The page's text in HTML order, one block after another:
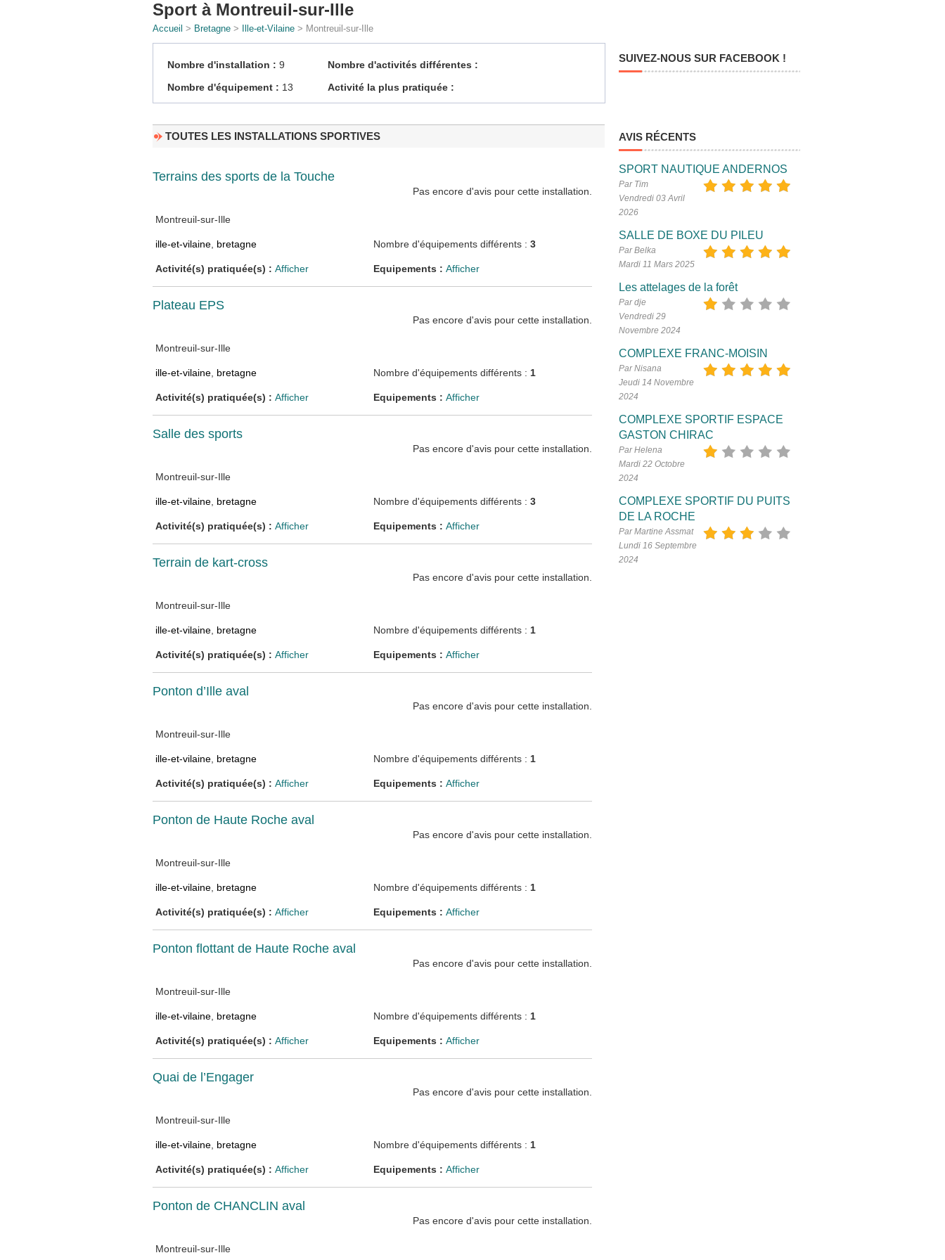
Sport à Montreuil-sur-Ille
Accueil > Bretagne> Ille-et-Vilaine> Montreuil-sur-Ille
Nombre d'installation : 9
Nombre d'équipement : 13
Nombre d'activités différentes :
Activité la plus pratiquée :
TOUTES LES INSTALLATIONS SPORTIVES
Terrains des sports de la Touche
Pas encore d'avis pour cette installation.
Montreuil-sur-Ille
ille-et-vilaine, bretagne Nombre d'équipements différents : 3
Activité(s) pratiquée(s) : Afficher Equipements : Afficher
Plateau EPS
Pas encore d'avis pour cette installation.
Montreuil-sur-Ille
ille-et-vilaine, bretagne Nombre d'équipements différents : 1
Activité(s) pratiquée(s) : Afficher Equipements : Afficher
Salle des sports
Pas encore d'avis pour cette installation.
Montreuil-sur-Ille
ille-et-vilaine, bretagne Nombre d'équipements différents : 3
Activité(s) pratiquée(s) : Afficher Equipements : Afficher
Terrain de kart-cross
Pas encore d'avis pour cette installation.
Montreuil-sur-Ille
ille-et-vilaine, bretagne Nombre d'équipements différents : 1
Activité(s) pratiquée(s) : Afficher Equipements : Afficher
Ponton d’Ille aval
Pas encore d'avis pour cette installation.
Montreuil-sur-Ille
ille-et-vilaine, bretagne Nombre d'équipements différents : 1
Activité(s) pratiquée(s) : Afficher Equipements : Afficher
Ponton de Haute Roche aval
Pas encore d'avis pour cette installation.
Montreuil-sur-Ille
ille-et-vilaine, bretagne Nombre d'équipements différents : 1
Activité(s) pratiquée(s) : Afficher Equipements : Afficher
Ponton flottant de Haute Roche aval
Pas encore d'avis pour cette installation.
Montreuil-sur-Ille
ille-et-vilaine, bretagne Nombre d'équipements différents : 1
Activité(s) pratiquée(s) : Afficher Equipements : Afficher
Quai de l’Engager
Pas encore d'avis pour cette installation.
Montreuil-sur-Ille
ille-et-vilaine, bretagne Nombre d'équipements différents : 1
Activité(s) pratiquée(s) : Afficher Equipements : Afficher
Ponton de CHANCLIN aval
Pas encore d'avis pour cette installation.
Montreuil-sur-Ille
SUIVEZ-NOUS SUR FACEBOOK !
AVIS RÉCENTS
SPORT NAUTIQUE ANDERNOS
Par Tim
Vendredi 03 Avril
2026
SALLE DE BOXE DU PILEU
Par Belka
Mardi 11 Mars 2025
Les attelages de la forêt
Par dje
Vendredi 29
Novembre 2024
COMPLEXE FRANC-MOISIN
Par Nisana
Jeudi 14 Novembre
2024
COMPLEXE SPORTIF ESPACE
GASTON CHIRAC
Par Helena
Mardi 22 Octobre
2024
COMPLEXE SPORTIF DU PUITS
DE LA ROCHE
Par Martine Assmat
Lundi 16 Septembre
2024